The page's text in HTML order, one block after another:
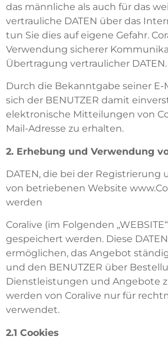
das männliche als auch für das
vertrauliche DATEN über das
tun Sie dies auf eigene Gefahr.
Verwendung sicherer
Übertragung vertraulicher DATEN.
Durch die Bekanntgabe seiner E-
sich der BENUTZER damit
elektronische Mitteilungen von
Mail-Adresse zu erhalten.
2. Erhebung und Verwendung
DATEN, die bei der Registrierung
von betriebenen Website
werden
Coralive (im Folgenden
gespeichert werden. Diese
ermöglichen, das Angebot
und den BENUTZER über
Dienstleistungen und Angebote
werden von Coralive nur für
verwendet.
2.1 Cookies